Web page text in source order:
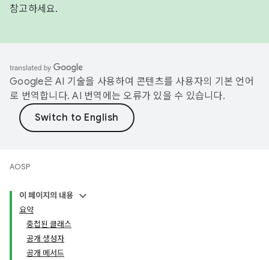
참고하세요.
Google은 AI 기술을 사용하여 콘텐츠를 사용자의 기본 언어
로 번역합니다. AI 번역에는 오류가 있을 수 있습니다.
AOSP
이 페이지의 내용
요약
중첩된 클래스
공개 생성자
공개 메서드